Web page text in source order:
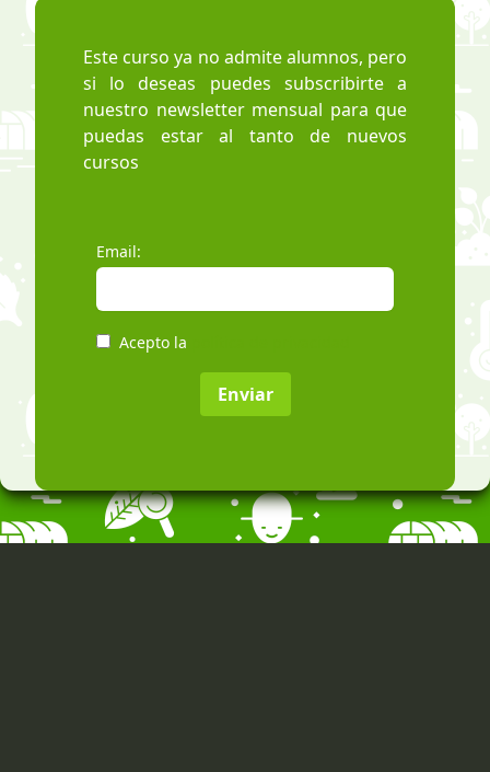
Este curso ya no admite alumnos, pero
si lo deseas puedes subscribirte a
nuestro newsletter mensual para que
puedas estar al tanto de nuevos
cursos
Email:
Acepto la
Enviar